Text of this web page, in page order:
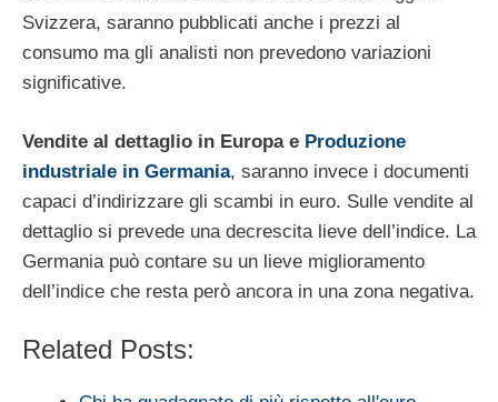
Svizzera, saranno pubblicati anche i prezzi al
consumo ma gli analisti non prevedono variazioni
significative.
Vendite al dettaglio in Europa e Produzione
industriale in Germania, saranno invece i documenti
capaci d’indirizzare gli scambi in euro. Sulle vendite al
dettaglio si prevede una decrescita lieve dell’indice. La
Germania può contare su un lieve miglioramento
dell’indice che resta però ancora in una zona negativa.
Related Posts: